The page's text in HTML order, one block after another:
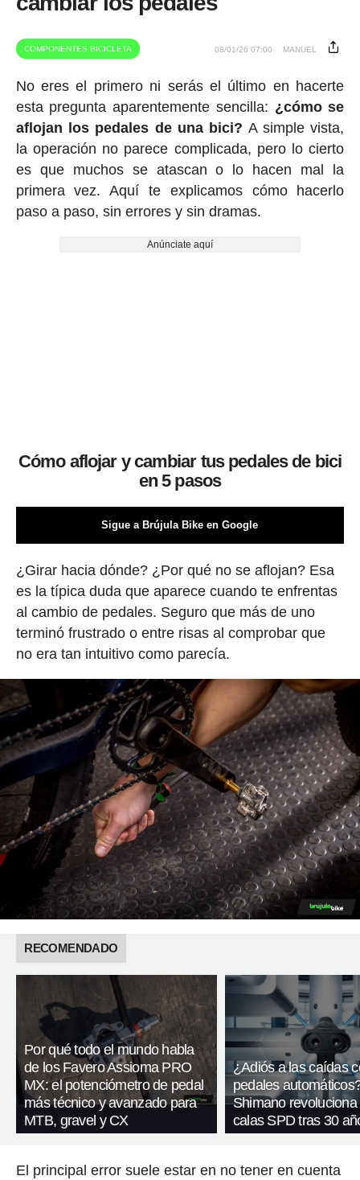
COMPONENTES BICICLETA 08/01/26 07:00 MANUEL
No eres el primero ni serás el último en hacerte
esta pregunta aparentemente sencilla: ¿cómo se
aflojan los pedales de una bici? A simple vista,
la operación no parece complicada, pero lo cierto
es que muchos se atascan o lo hacen mal la
primera vez. Aquí te explicamos cómo hacerlo
paso a paso, sin errores y sin dramas.
Anúnciate aquí
Cómo aflojar y cambiar tus pedales de bici
en 5 pasos
Sigue a Brújula Bike en Google
¿Girar hacia dónde? ¿Por qué no se aflojan? Esa
es la típica duda que aparece cuando te enfrentas
al cambio de pedales. Seguro que más de uno
terminó frustrado o entre risas al comprobar que
no era tan intuitivo como parecía.
RECOMENDADO
Por qué todo el mundo habla
de los Favero Assioma PRO
MX: el potenciómetro de pedal
más técnico y avanzado para
MTB, gravel y CX
¿Adiós a las caídas
pedales
Shimano revoluciona
calas SPD tras 30
El principal error suele estar en no tener en cuenta